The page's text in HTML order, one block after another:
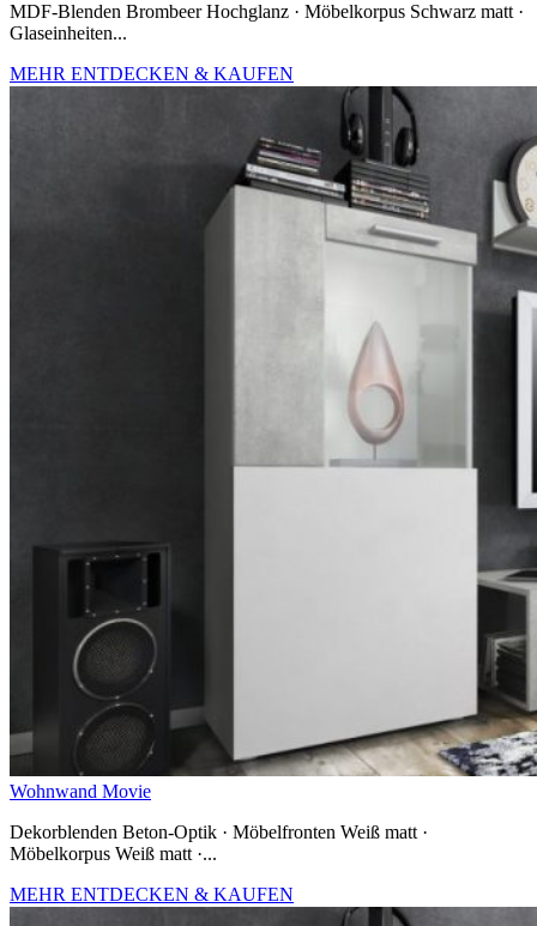
MDF-Blenden Brombeer Hochglanz · Möbelkorpus Schwarz matt ·
Glaseinheiten...
MEHR ENTDECKEN & KAUFEN
Wohnwand Movie
Dekorblenden Beton-Optik · Möbelfronten Weiß matt ·
Möbelkorpus Weiß matt ·...
MEHR ENTDECKEN & KAUFEN